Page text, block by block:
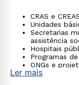
CRAS e
Unidades
Secretarias
assistência
Hospitais
Programas
ONGs e
Ler mais